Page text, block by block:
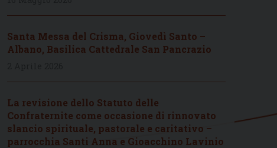
Santa Messa del Crisma, Giovedì Santo –
Albano, Basilica Cattedrale San Pancrazio
La revisione dello Statuto delle
Confraternite come occasione di rinnovato
slancio spirituale, pastorale e caritativo –
parrocchia Santi Anna e Gioacchino Lavinio